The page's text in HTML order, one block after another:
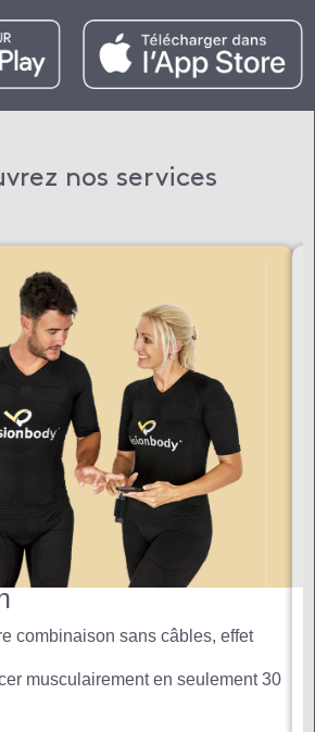
nos services
combinaison sans câbles, effet
musculairement en seulement 30